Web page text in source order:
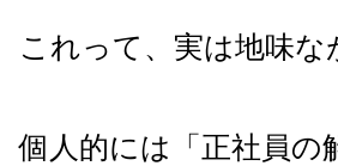
これって、実は地味
個人的には「正社員の